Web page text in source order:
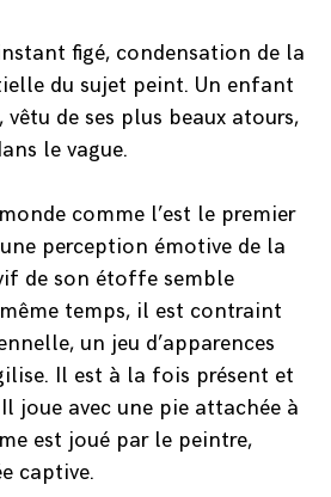
figé, condensation de la
du sujet peint. Un enfant
de ses plus beaux atours,
le vague.
comme l’est le premier
perception émotive de la
de son étoffe semble
temps, il est contraint
un jeu d’apparences
Il est à la fois présent et
joue avec une pie attachée à
est joué par le peintre,
captive.